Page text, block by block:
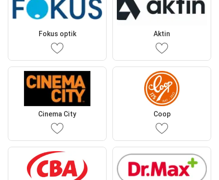
Fokus optik Aktin
Cinema City Coop